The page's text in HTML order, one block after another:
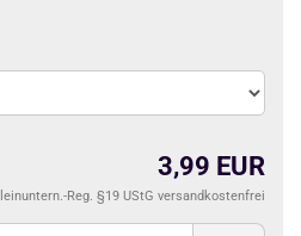
3,99 EUR
Reg. §19 UStG versandkostenfrei